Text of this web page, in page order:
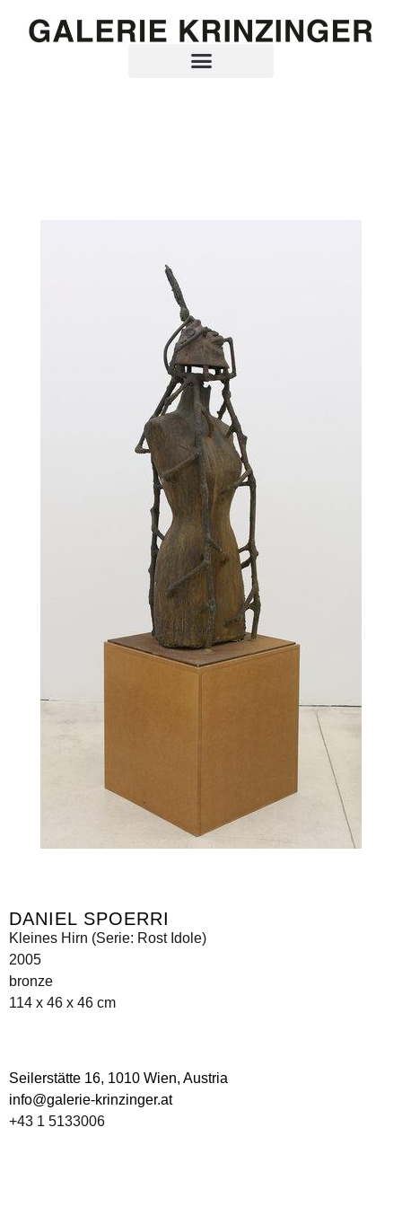
DANIEL SPOERRI
Kleines Hirn (Serie: Rost Idole)
2005
bronze
114 x 46 x 46 cm
Seilerstätte 16, 1010 Wien, Austria
info@galerie-krinzinger.at
+43 1 5133006